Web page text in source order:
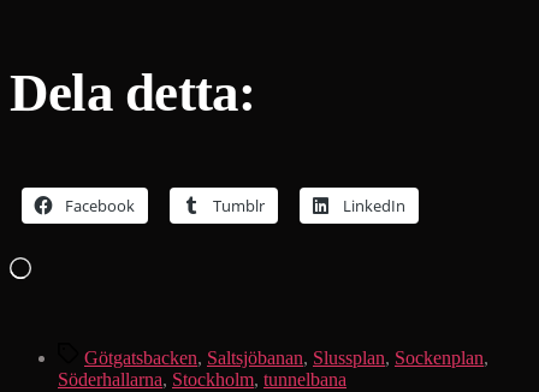
Dela detta:
Facebook Tumblr LinkedIn
Laddar
Etiketter
Götgatsbacken, Saltsjöbanan, Slussplan, Sockenplan,
Söderhallarna, Stockholm, tunnelbana